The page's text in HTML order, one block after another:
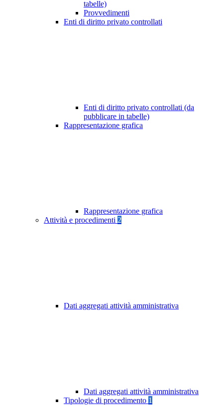
tabelle)
Provvedimenti
Enti di diritto privato controllati
Enti di diritto privato controllati (da
pubblicare in tabelle)
Rappresentazione grafica
Rappresentazione grafica
Attività e procedimenti 2
Dati aggregati attività amministrativa
Dati aggregati attività amministrativa
Tipologie di procedimento 1